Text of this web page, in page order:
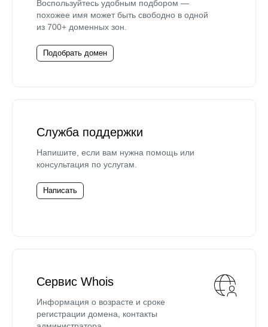
Воспользуйтесь удобным подбором —
похожее имя может быть свободно в одной
из 700+ доменных зон.
Подобрать домен
Служба поддержки
Напишите, если вам нужна помощь или
консультация по услугам.
Написать
Сервис Whois
Информация о возрасте и сроке
регистрации домена, контакты